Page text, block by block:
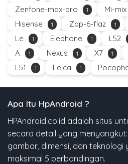
Zenfone-max-pro 1 Mi-mix
Hisense 1 Zap-6-flaz 1
Le 1 Elephone 1 L52
A 1 Nexus 1 X7 1
L51 1 Leica 1
Apa Itu HpAndroid ?
HPAndroid.co.id adalah situs
secara detail yang
gambar, dimensi, dan teknologi
maksimal 5 perbandingan.